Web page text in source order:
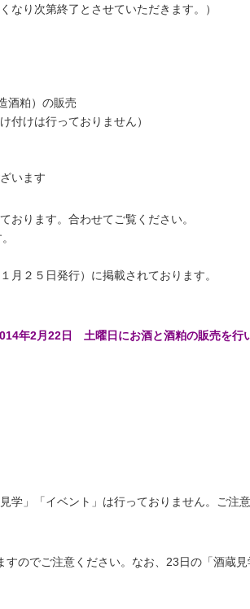
り次第終了とさせていただきます。）
酒粕）の販売
付けは行っておりません）
います
おります。合わせてご覧ください。
月２５日発行）に掲載されております。
年2月22日 土曜日にお酒と酒粕の販売を行
」「イベント」は行っておりません。ご注意
のでご注意ください。なお、23日の「酒蔵見